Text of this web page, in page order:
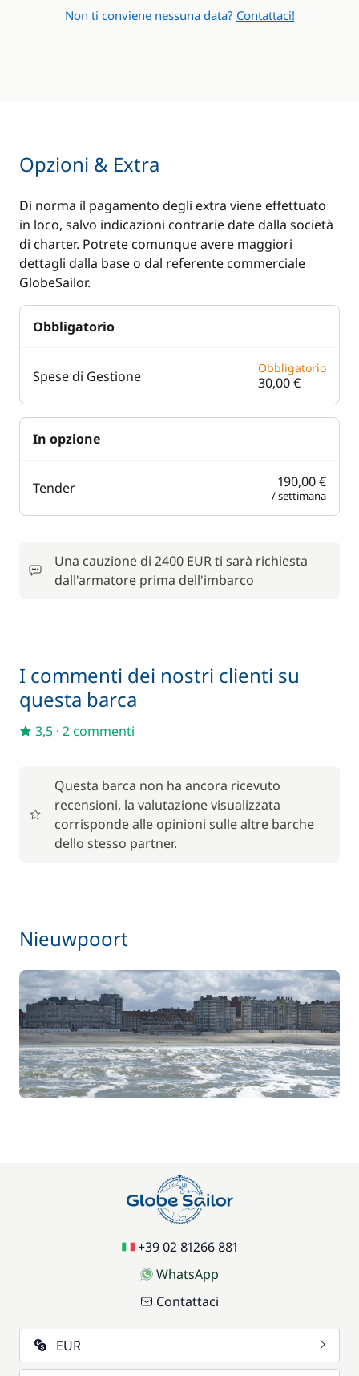
Non ti conviene nessuna data? Contattaci!
Opzioni & Extra
Di norma il pagamento degli extra viene effettuato
in loco, salvo indicazioni contrarie date dalla società
di charter. Potrete comunque avere maggiori
dettagli dalla base o dal referente commerciale
GlobeSailor.
Obbligatorio
Spese di Gestione Obbligatorio
30,00 €
In opzione
Tender 190,00 €
/ settimana
Una cauzione di 2400 EUR ti sarà richiesta
dall'armatore prima dell'imbarco
I commenti dei nostri clienti su
questa barca
3,5 · 2 commenti
Questa barca non ha ancora ricevuto
recensioni, la valutazione visualizzata
corrisponde alle opinioni sulle altre barche
dello stesso partner.
Nieuwpoort
+39 02 81266 881
WhatsApp
Contattaci
EUR